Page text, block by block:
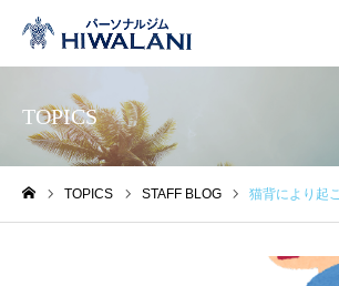
TOPICS
TOPICS STAFF BLOG 猫背により起